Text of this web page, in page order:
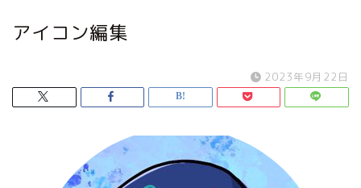
アイコン編集
2023年9月22日